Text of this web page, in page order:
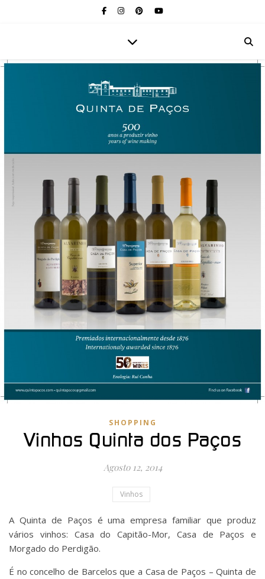
SHOPPING
Vinhos Quinta dos Paços
Agosto 12, 2014
Vinhos
A Quinta de Paços é uma empresa familiar que produz
vários vinhos: Casa do Capitão-Mor, Casa de Paços e
Morgado do Perdigão.
É no concelho de Barcelos que a Casa de Paços – Quinta de